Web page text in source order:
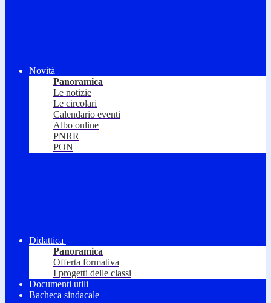
Novità
Panoramica
Le notizie
Le circolari
Calendario eventi
Albo online
PNRR
PON
Didattica
Panoramica
Offerta formativa
I progetti delle classi
Documenti utili
Bacheca sindacale